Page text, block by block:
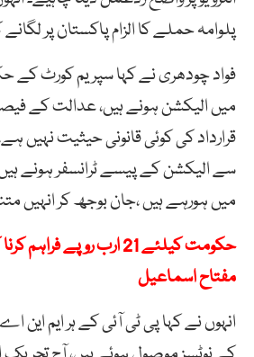
پلوامہ حملے کا الزام پاکستان پر
فواد چودھری نے کہا سپریم کورٹ کے
میں الیکشن ہونے ہیں، عدالت کے
قرارداد کی کوئی قانونی حیثیت نہیں
سے الیکشن کے پیسے ٹرانسفر ہونے
میں ہورہے ہیں ،جان بوجھ کر انہیں
حکومت کیلئے 21 ارب روپے
مفتاح اسماعیل
انہوں نے کہا پی ٹی آئی کے ہر ایم این